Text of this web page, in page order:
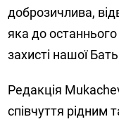
доброзичлива,
яка до
захисті нашої
Редакція
співчуття рідним